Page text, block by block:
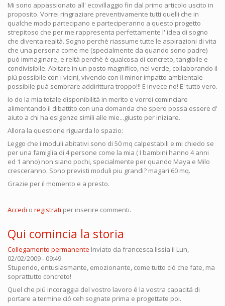
Mi sono appassionato all' ecovillaggio fin dal primo articolo uscito in
proposito. Vorrei ringraziare preventivamente tutti quelli che in
qualche modo partecipano e parteciperanno a questo progetto
strepitoso che per me rappresenta perfettamente l' idea di sogno
che diventa realtà. Sogno perchè riassume tutte le aspirazioni di vita
che una persona come me (specialmente da quando sono padre)
può immaginare, e reltà perchè è qualcosa di concreto, tangibile e
condivisibile. Abitare in un posto magnifico, nel verde, collaborando il
più possibile con i vicini, vivendo con il minor impatto ambientale
possibile puà sembrare addirittura troppo!!! E invece no! E' tutto vero.
Io do la mia totale disponibilità in merito e vorrei cominciare
alimentando il dibattito con una domanda che spero possa essere d'
aiuto a chi ha esigenze simili alle mie...giusto per iniziare.
Allora la questione riguarda lo spazio:
Leggo che i moduli abitativi sono di 50 mq calpestabili e mi chiedo se
per una famiglia di 4 persone come la mia ( I bambini hanno 4 anni
ed 1 anno) non siano pochi, specialmente per quando Maya e Milo
cresceranno. Sono previsti moduli piu grandi? magari 60 mq.
Grazie per il momento e a presto.
Accedi o registrati per inserire commenti.
Qui comincia la storia
Collegamento permanente Inviato da francesca lissia il Lun,
02/02/2009 - 09:49
Stupendo, entusiasmante, emozionante, come tutto ció che fate, ma
soprattutto concreto!
Quel che piú incoraggia del vostro lavoro é la vostra capacitá di
portare a termine ció ceh sognate prima e progettate poi.